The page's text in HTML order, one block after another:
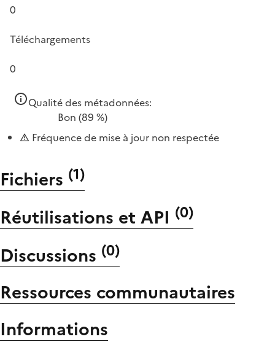
0
Téléchargements
0
Qualité des métadonnées:
Bon (89 %)
Fréquence de mise à jour non respectée
Fichiers (1)
Réutilisations et API (0)
Discussions (0)
Ressources communautaires
Informations